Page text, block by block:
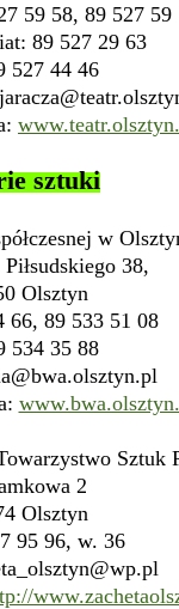
59 58, 89 527 59
89 527 29 63
527 44 46
sztuki
w
38,
Olsztyn
66, 89 533 51 08
534 35 88
Sztuk
2
Olsztyn
95 96, w. 36